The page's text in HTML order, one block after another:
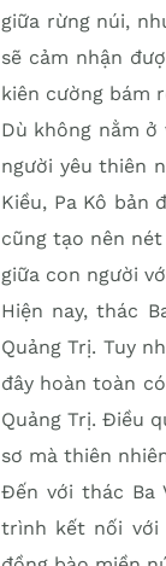
giữa rừng núi,
sẽ cảm nhận
kiên cường bám
Dù không nằm
người yêu thiên
Kiều, Pa Kô
cũng tạo nên
giữa con người
Hiện nay, thác
Quảng Trị. Tuy
đây hoàn toàn
Quảng Trị. Điều
sơ mà thiên
Đến với thác Ba
trình kết nối với